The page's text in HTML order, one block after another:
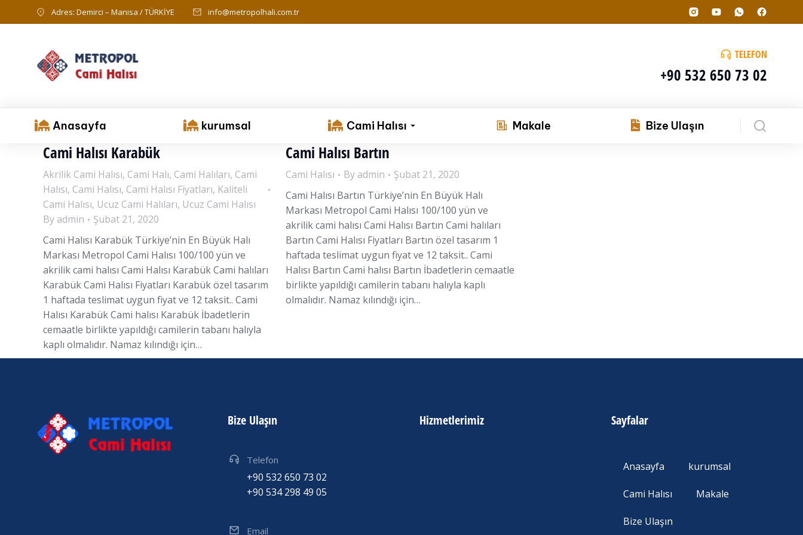
Adres: Demirci – Manisa / TÜRKİYE info@metropolhali.com.tr
TELEFON
+90 532 650 73 02
Anasayfa kurumsal Cami Halısı Makale Bize Ulaşın
Cami Halısı Karabük
Akrilik Cami Halısı, Cami Halı, Cami Halıları, Cami
Halısı, Cami Halısı, Cami Halısı Fiyatları, Kaliteli
Cami Halısı, Ucuz Cami Halıları, Ucuz Cami Halısı
By admin
Şubat 21, 2020
Cami Halısı Karabük Türkiye’nin En Büyük Halı
Markası Metropol Cami Halısı 100/100 yün ve
akrilik cami halısı Cami Halısı Karabük Cami halıları
Karabük Cami Halısı Fiyatları Karabük özel tasarım
1 haftada teslimat uygun fiyat ve 12 taksit.. Cami
Halısı Karabük Cami halısı Karabük İbadetlerin
cemaatle birlikte yapıldığı camilerin tabanı halıyla
kaplı olmalıdır. Namaz kılındığı için…
Cami Halısı Bartın
Cami Halısı By admin
Şubat 21, 2020
Cami Halısı Bartın Türkiye’nin En Büyük Halı
Markası Metropol Cami Halısı 100/100 yün ve
akrilik cami halısı Cami Halısı Bartın Cami halıları
Bartın Cami Halısı Fiyatları Bartın özel tasarım 1
haftada teslimat uygun fiyat ve 12 taksit.. Cami
Halısı Bartın Cami halısı Bartın İbadetlerin cemaatle
birlikte yapıldığı camilerin tabanı halıyla kaplı
olmalıdır. Namaz kılındığı için…
Bize Ulaşın
Telefon
+90 532 650 73 02
+90 534 298 49 05
Email
Hizmetlerimiz Sayfalar
Anasayfa kurumsal
Cami Halısı Makale
Bize Ulaşın